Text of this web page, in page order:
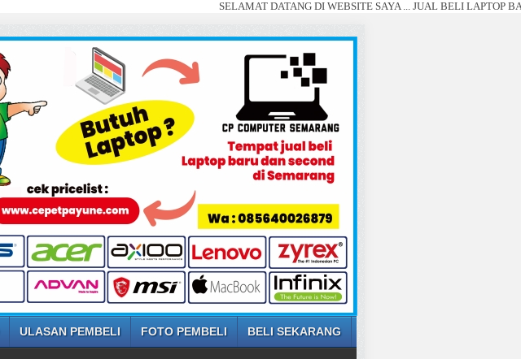
SELAMAT DATANG DI WEBSITE SAYA ... JUAL BELI LAPTOP BARU
ULASAN PEMBELI FOTO PEMBELI BELI SEKARANG